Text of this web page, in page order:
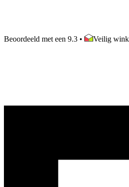
Beoordeeld met een 9.3 • Veilig